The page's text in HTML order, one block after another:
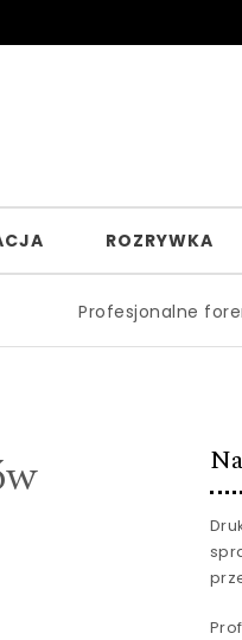
ROZRYWKA
Profesjonalne foremki